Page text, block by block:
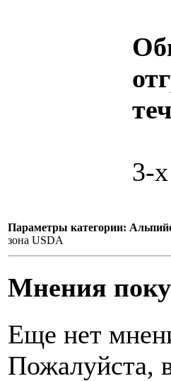
3-
Параметры категории:
зона USDA
Мнения
Еще нет
Пожалуйста,